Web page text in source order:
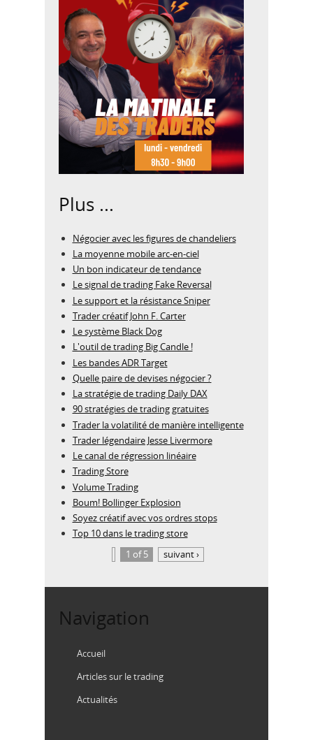
Plus ...
Négocier avec les figures de chandeliers
La moyenne mobile arc-en-ciel
Un bon indicateur de tendance
Le signal de trading Fake Reversal
Le support et la résistance Sniper
Trader créatif John F. Carter
Le système Black Dog
L'outil de trading Big Candle !
Les bandes ADR Target
Quelle paire de devises négocier ?
La stratégie de trading Daily DAX
90 stratégies de trading gratuites
Trader la volatilité de manière intelligente
Trader légendaire Jesse Livermore
Le canal de régression linéaire
Trading Store
Volume Trading
Boum! Bollinger Explosion
Soyez créatif avec vos ordres stops
Top 10 dans le trading store
1 of 5
suivant ›
Navigation
Accueil
Articles sur le trading
Actualités